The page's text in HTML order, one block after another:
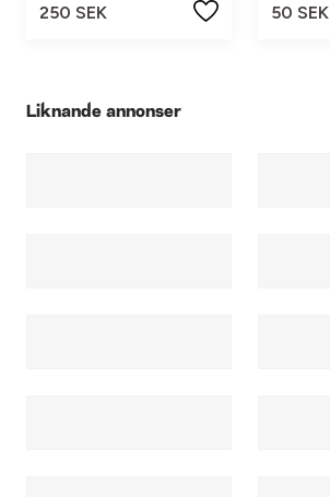
250 SEK
50 SEK
Liknande annonser